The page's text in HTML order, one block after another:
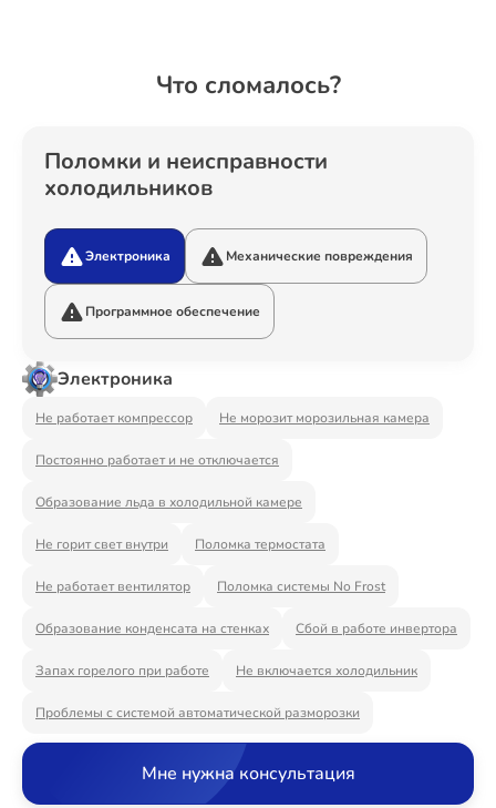
Что сломалось?
Поломки и неисправности
холодильников
Электроника Механические повреждения
Программное обеспечение
Электроника
Не работает компрессор Не морозит морозильная камера
Постоянно работает и не отключается
Образование льда в холодильной камере
Не горит свет внутри Поломка термостата
Не работает вентилятор Поломка системы No Frost
Образование конденсата на стенках Сбой в работе инвертора
Запах горелого при работе Не включается холодильник
Проблемы с системой автоматической разморозки
Мне нужна консультация
Ремонт Видеостен
Ремонт Интерактивных панелей
Ремонт Водонагревателей
Ремонт Вытяжек
Ремонт Духовых шкафов